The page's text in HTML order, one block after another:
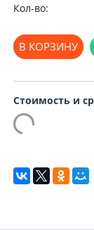
Кол-во:
В КОРЗИНУ
Стоимость и